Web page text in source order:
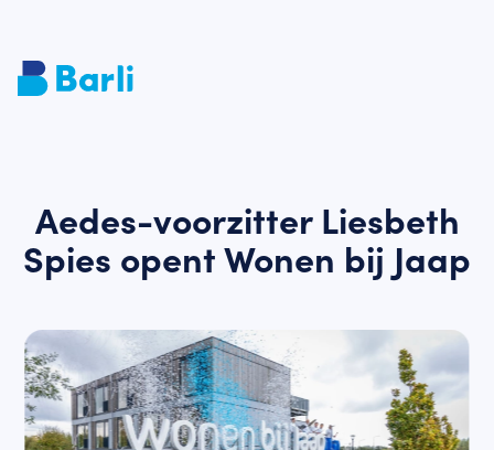
Aedes-voorzitter Liesbeth
Spies opent Wonen bij Jaap